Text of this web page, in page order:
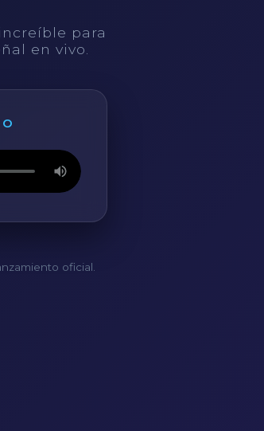
para
en vivo.
oficial.